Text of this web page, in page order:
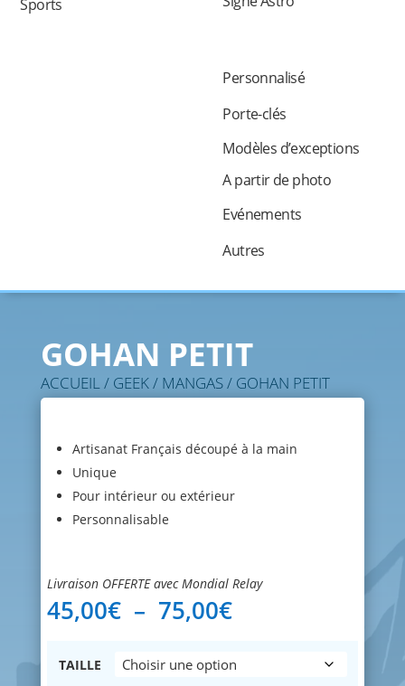
Sports
Personnalisé
Porte-clés
Modèles d’exceptions
A partir de photo
Evénements
Autres
GOHAN PETIT
ACCUEIL/ GEEK/ MANGAS/ GOHAN PETIT
Artisanat Français découpé à la main
Unique
Pour intérieur ou extérieur
Personnalisable
Livraison OFFERTE avec Mondial Relay
45,00€ – 75,00€Plage
de
45,00€
TAILLE